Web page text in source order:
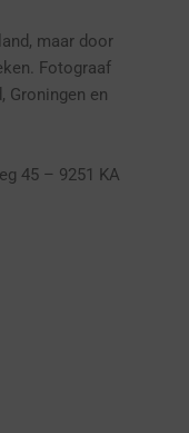
maar door
Fotograaf
Groningen en
45 – 9251 KA